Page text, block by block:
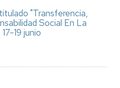
"Transferencia,
Social En La
19 junio